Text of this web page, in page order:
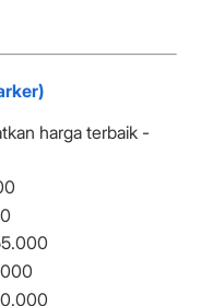
harga terbaik -